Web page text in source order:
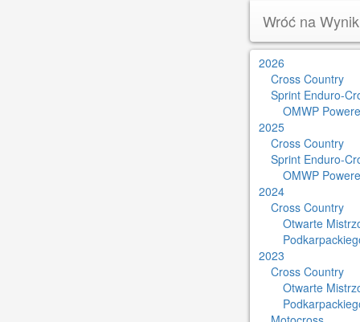
Wróć na
2026
Cross Country
Sprint Enduro-
OMWP
2025
Cross Country
Sprint Enduro-
OMWP
2024
Cross Country
Otwarte
2023
Cross Country
Otwarte